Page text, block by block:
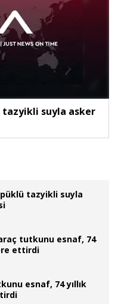
tazyikli suyla asker
tazyikli suyla
tutkunu esnaf, 74
ettirdi
esnaf, 74 yıllık